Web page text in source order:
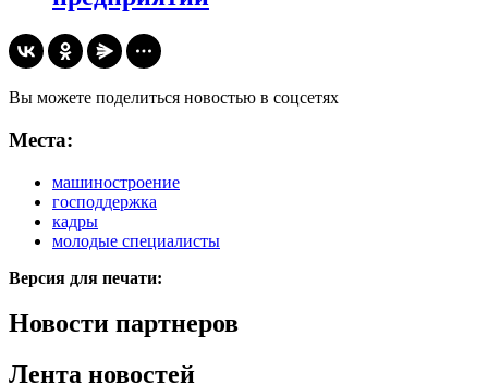
Вы можете поделиться новостью в соцсетях
Места:
машиностроение
господдержка
кадры
молодые специалисты
Версия для печати:
Новости партнеров
Лента новостей